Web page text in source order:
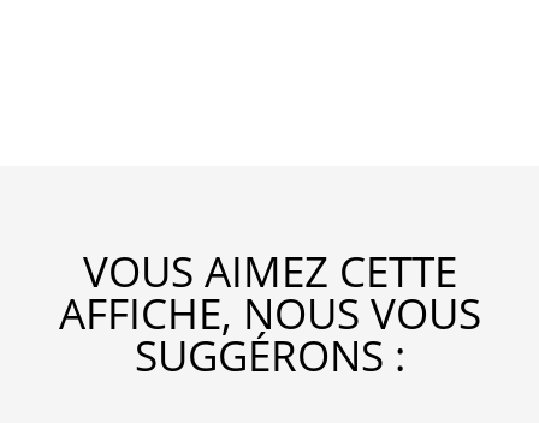
VOUS AIMEZ CETTE
AFFICHE, NOUS VOUS
SUGGÉRONS :